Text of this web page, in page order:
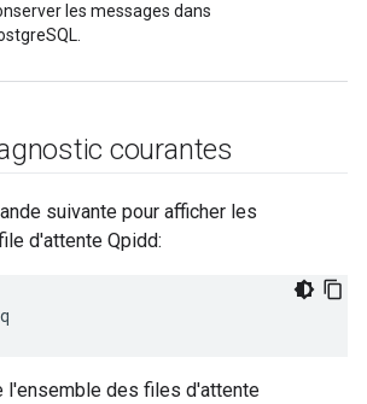
les messages dans
courantes
suivante pour afficher les
d'attente Qpidd:
l'ensemble des files d'attente